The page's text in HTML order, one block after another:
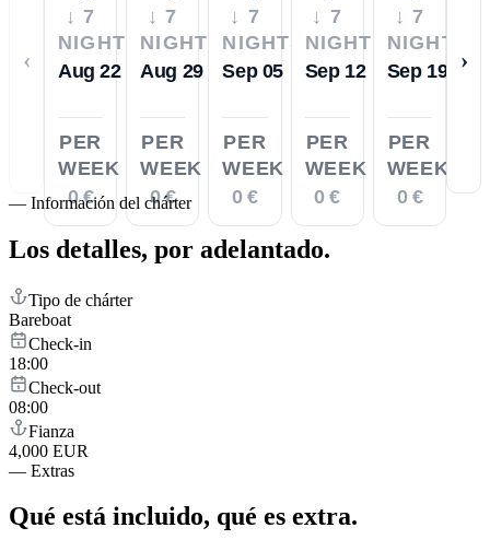
‹
↓ 7
NIGHTS
Aug 22
PER
WEEK
0 €
↓ 7
NIGHTS
Aug 29
PER
WEEK
0 €
↓ 7
NIGHTS
Sep 05
PER
WEEK
0 €
↓ 7
NIGHTS
Sep 12
PER
WEEK
0 €
↓ 7
NIGHTS
Sep 19
PER
WEEK
0 €
›
— Información del chárter
Los detalles, por adelantado.
Tipo de chárter
Bareboat
Check-in
18:00
Check-out
08:00
Fianza
4,000 EUR
— Extras
Qué está incluido, qué es extra.